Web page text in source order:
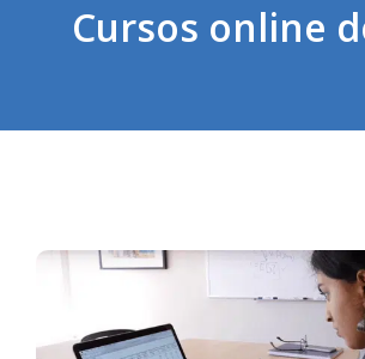
Cursos online